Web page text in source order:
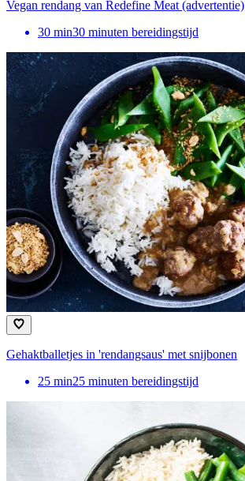
Vegan rendang van Redefine Meat (advertentie)
30 min30 minuten bereidingstijd
Gehaktballetjes in 'rendangsaus' met snijbonen
25 min25 minuten bereidingstijd